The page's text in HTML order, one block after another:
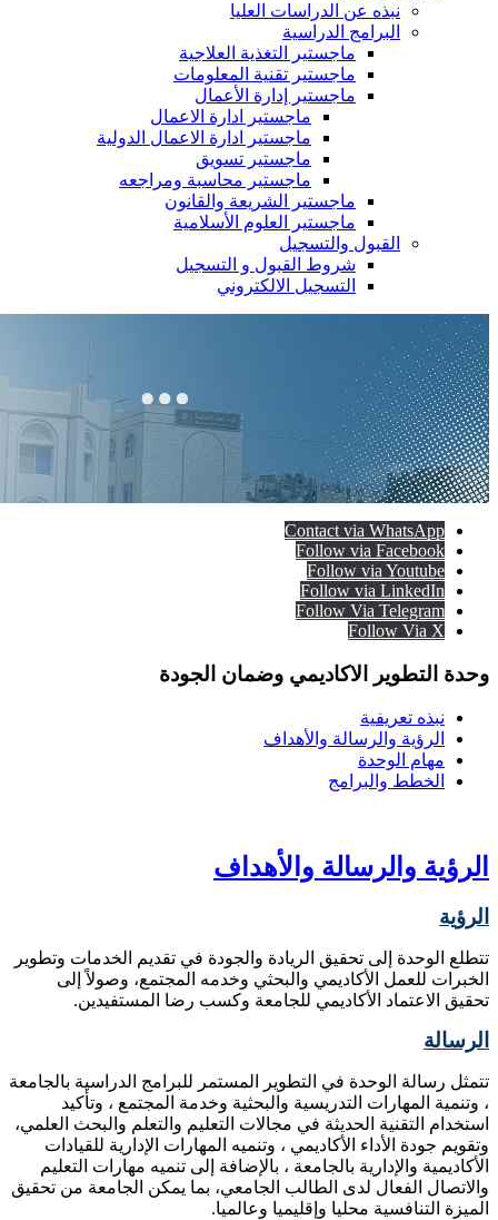
نبذه عن الدراسات العليا
البرامج الدراسية
ماجستير التغذية العلاجية
ماجستير تقنية المعلومات
ماجستير إدارة الأعمال
ماجستير ادارة الاعمال
ماجستير ادارة الاعمال الدولية
ماجستير تسويق
ماجستير محاسبة ومراجعه
ماجستير الشريعة والقانون
ماجستير العلوم الأسلامية
القبول والتسجيل
شروط القبول و التسجيل
التسجيل الالكتروني
Contact via WhatsApp
Follow via Facebook
Follow via Youtube
Follow via LinkedIn
Follow Via Telegram
Follow Via X
وحدة التطوير الاكاديمي وضمان الجودة
نبذه تعريفية
الرؤية والرسالة والأهداف
مهام الوحدة
الخطط والبرامج
الرؤية والرسالة والأهداف
الرؤية
تتطلع الوحدة إلى تحقيق الريادة والجودة في تقديم الخدمات وتطوير
الخبرات للعمل الأكاديمي والبحثي وخدمه المجتمع، وصولاً إلى
تحقيق الاعتماد الأكاديمي للجامعة وكسب رضا المستفيدين.
الرسالة
تتمثل رسالة الوحدة في التطوير المستمر للبرامج الدراسية بالجامعة
، وتنمية المهارات التدريسية والبحثية وخدمة المجتمع ، وتأكيد
استخدام التقنية الحديثة في مجالات التعليم والتعلم والبحث العلمي،
وتقويم جودة الأداء الأكاديمي ، وتنميه المهارات الإدارية للقيادات
الأكاديمية والإدارية بالجامعة ، بالإضافة إلى تنميه مهارات التعليم
والاتصال الفعال لدى الطالب الجامعي، بما يمكن الجامعة من تحقيق
الميزة التنافسية محليا وإقليميا وعالميا.